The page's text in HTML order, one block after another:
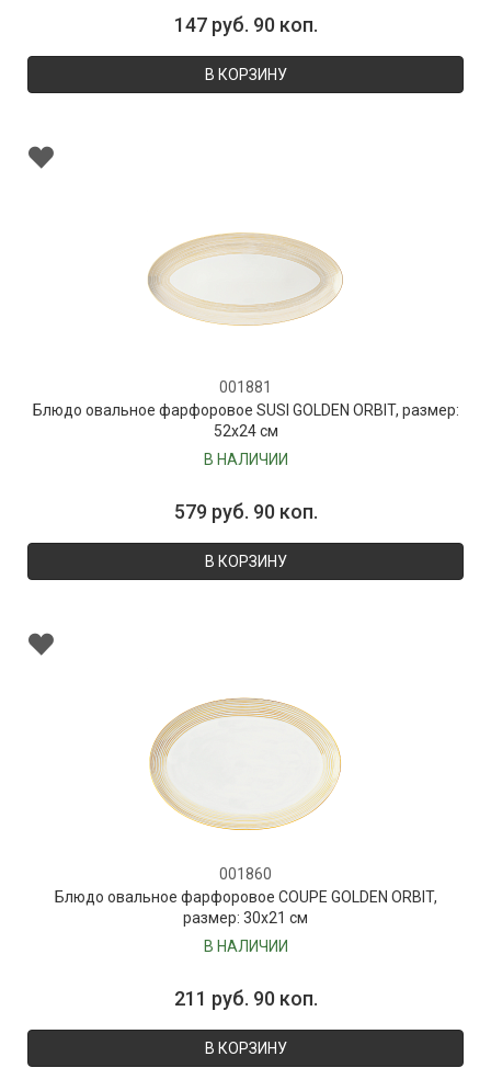
147 руб. 90 коп.
В КОРЗИНУ
001881
Блюдо овальное фарфоровое SUSI GOLDEN ORBIT, размер:
52х24 см
В НАЛИЧИИ
579 руб. 90 коп.
В КОРЗИНУ
001860
Блюдо овальное фарфоровое COUPE GOLDEN ORBIT,
размер: 30х21 см
В НАЛИЧИИ
211 руб. 90 коп.
В КОРЗИНУ